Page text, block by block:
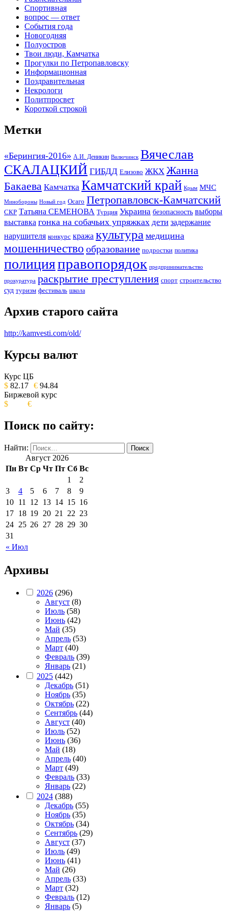
Спортивная
вопрос — ответ
События года
Новогодняя
Полуостров
Твои люди, Камчатка
Прогулки по Петропавловску
Информационная
Поздравительная
Некрологи
Политпросвет
Короткой строкой
Метки
«Берингия-2016» А.И. Деникин Вилючинск Вячеслав
СКАЛАЦКИЙ ГИБДД Елизово ЖКХ Жанна
Бакаева Камчатка Камчатский край Крым МЧС
Минобороны Новый год Осаго Петропавловск-Камчатский
СКР Татьяна СЕМЕНОВА Турция Украина безопасность выборы
выставка гонка на собачьих упряжках дети задержание
нарушителя конкурс кража культура медицина
мошенничество образование подростки политика
полицияправопорядок предпринимательство
прокуратура раскрытие преступления спорт строительство
суд туризм фестиваль школа
Архив старого сайта
http://kamvesti.com/old/
ОБЩЕСТВЕННО-ПОЛИТИЧЕСКОЕ
ИЗДАНИЕ КАМЧАТСКОГО КРАЯ.
Курсы валют
Курс ЦБ
$ 82.17 € 94.84
Биржевой курс
$
€
Поиск по сайту:
Найти:
Август 2026
Пн Вт Ср Чт Пт Сб Вс
« Июл
1
2
3
4 5 6 7 8
9
10 11 12 13 14 15 16
17 18 19 20 21 22 23
24 25 26 27 28 29 30
31
Архивы
2026 (296)
Август (8)
Июль (58)
Июнь (42)
Май (35)
Апрель (53)
Март (40)
Февраль (39)
Январь (21)
2025 (442)
Декабрь (51)
Ноябрь (35)
Октябрь (22)
Сентябрь (44)
Август (40)
Июль (52)
Июнь (36)
Май (18)
Апрель (40)
Март (49)
Февраль (33)
Январь (22)
2024 (388)
Декабрь (55)
Ноябрь (35)
Октябрь (34)
Сентябрь (29)
Август (37)
Июль (49)
Июнь (41)
Май (26)
Апрель (33)
Март (32)
Февраль (12)
Январь (5)